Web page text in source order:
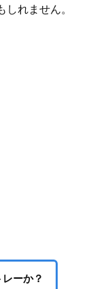
れません。
ーか？